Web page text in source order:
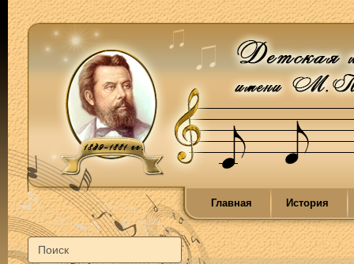
Главная История